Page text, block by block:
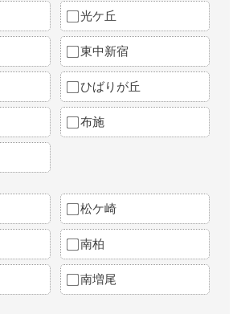
光ケ丘
東中新宿
ひばりが丘
布施
松ケ崎
南柏
南増尾